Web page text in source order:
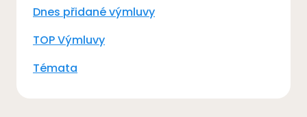
Dnes přidané výmluvy
TOP Výmluvy
Témata